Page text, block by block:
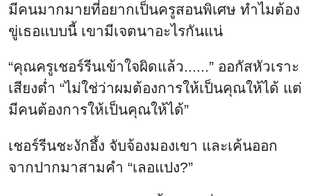
มีคนมากมายที่อยากเป็นครูสอนพิเศษ ทำไมต้อง
ขู่เธอแบบนี้ เขามีเจตนาอะไรกันแน่
“คุณครูเชอร์รีนเข้าใจผิดแล้ว......” ออกัสหัวเราะ
เสียงต่ำ “ไม่ใช่ว่าผมต้องการให้เป็นคุณให้ได้ แต่
มีคนต้องการให้เป็นคุณให้ได้”
เชอร์รีนชะงักอึ้ง จับจ้องมองเขา และเค้นออก
จากปากมาสามคำ “เลอแปง?”